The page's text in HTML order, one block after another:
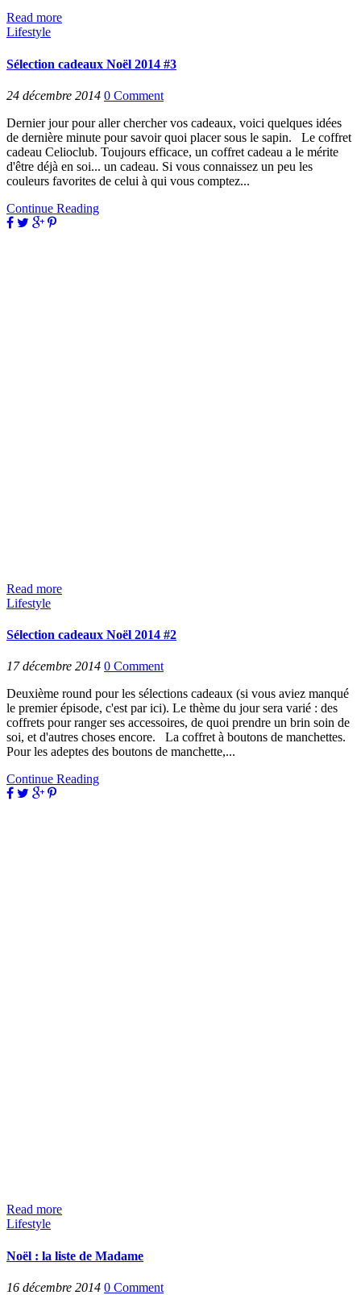
Read more
Lifestyle
Sélection cadeaux Noël 2014 #3
24 décembre 2014 0 Comment
Dernier jour pour aller chercher vos cadeaux, voici quelques idées
de dernière minute pour savoir quoi placer sous le sapin. Le coffret
cadeau Celioclub. Toujours efficace, un coffret cadeau a le mérite
d'être déjà en soi... un cadeau. Si vous connaissez un peu les
couleurs favorites de celui à qui vous comptez...
Continue Reading
Read more
Lifestyle
Sélection cadeaux Noël 2014 #2
17 décembre 2014 0 Comment
Deuxième round pour les sélections cadeaux (si vous aviez manqué
le premier épisode, c'est par ici). Le thème du jour sera varié : des
coffrets pour ranger ses accessoires, de quoi prendre un brin soin de
soi, et d'autres choses encore. La coffret à boutons de manchettes.
Pour les adeptes des boutons de manchette,...
Continue Reading
Read more
Lifestyle
Noël : la liste de Madame
16 décembre 2014 0 Comment